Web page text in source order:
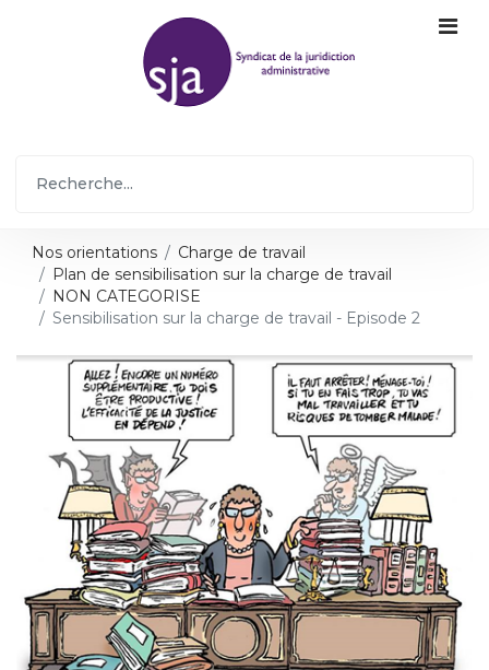
Nos orientations
Charge de travail
Plan de sensibilisation sur la charge de travail
NON CATEGORISE
Sensibilisation sur la charge de travail - Episode 2